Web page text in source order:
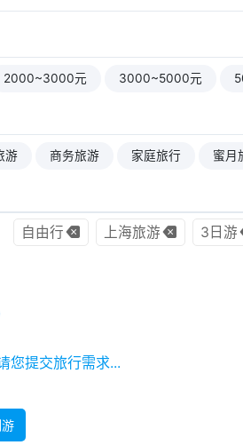
2000~3000元 3000~5000元
游 商务旅游 家庭旅行 蜜月
自由行 上海旅游 3日游
您提交旅行需求...